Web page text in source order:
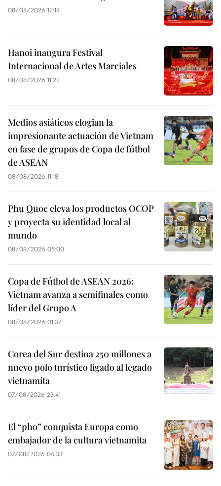
08/08/2026 12:14
Hanoi inaugura Festival
Internacional de Artes Marciales
08/08/2026 11:22
Medios asiáticos elogian la
impresionante actuación de Vietnam
en fase de grupos de Copa de fútbol
de ASEAN
08/08/2026 11:18
Phu Quoc eleva los productos OCOP
y proyecta su identidad local al
mundo
08/08/2026 05:00
Copa de Fútbol de ASEAN 2026:
Vietnam avanza a semifinales como
líder del Grupo A
08/08/2026 01:37
Corea del Sur destina 250 millones a
nuevo polo turístico ligado al legado
vietnamita
07/08/2026 23:41
El “pho” conquista Europa como
embajador de la cultura vietnamita
07/08/2026 04:33